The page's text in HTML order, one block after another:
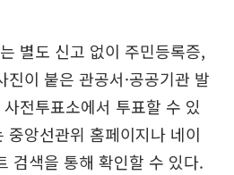
별도 신고 없이 주민등록증,
이 붙은 관공서·공공기관 발
전투표소에서 투표할 수 있
중앙선관위 홈페이지나 네이
검색을 통해 확인할 수 있다.